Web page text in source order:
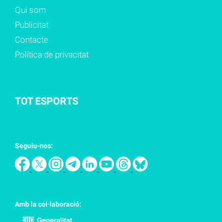
Qui som
Publicitat
Contacte
Política de privacitat
TOT ESPORTS
Seguiu-nos:
Amb la col·laboració: